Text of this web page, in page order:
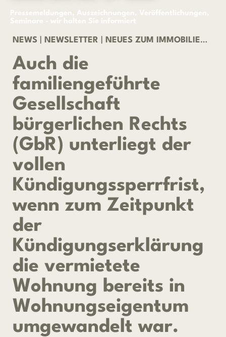
Pressemeldungen, Auszeichnungen, Veröffentlichungen,
Seminare - wir halten Sie informiert
NEWS NEWSLETTER NEUES ZUM IMMOBILIENRECHT 01/2026
Auch die
familiengeführte
Gesellschaft
bürgerlichen Rechts
(GbR) unterliegt der
vollen
Kündigungssperrfrist,
wenn zum Zeitpunkt
der
Kündigungserklärung
die vermietete
Wohnung bereits in
Wohnungseigentum
umgewandelt war.